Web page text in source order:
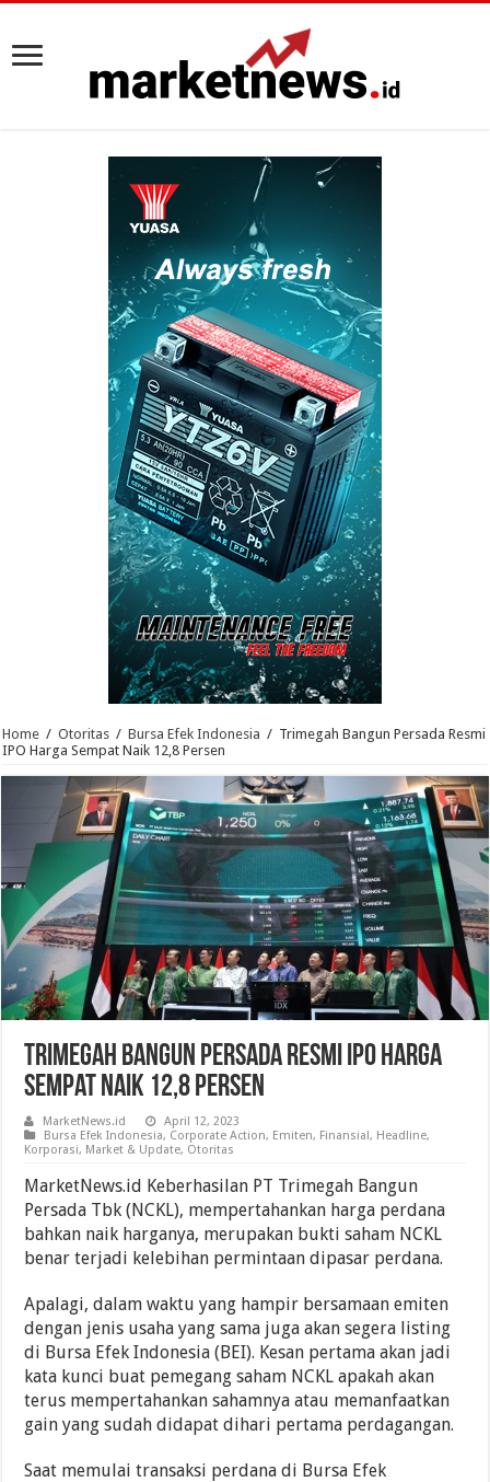
Home / Otoritas / Bursa Efek Indonesia / Trimegah Bangun Persada Resmi
IPO Harga Sempat Naik 12,8 Persen
Trimegah Bangun Persada Resmi IPO Harga
Sempat Naik 12,8 Persen
MarketNews.id
April 12, 2023
Bursa Efek Indonesia, Corporate Action, Emiten, Finansial, Headline,
Korporasi, Market & Update, Otoritas
MarketNews.id Keberhasilan PT Trimegah Bangun
Persada Tbk (NCKL), mempertahankan harga perdana
bahkan naik harganya, merupakan bukti saham NCKL
benar terjadi kelebihan permintaan dipasar perdana.
Apalagi, dalam waktu yang hampir bersamaan emiten
dengan jenis usaha yang sama juga akan segera listing
di Bursa Efek Indonesia (BEI). Kesan pertama akan jadi
kata kunci buat pemegang saham NCKL apakah akan
terus mempertahankan sahamnya atau memanfaatkan
gain yang sudah didapat dihari pertama perdagangan.
Saat memulai transaksi perdana di Bursa Efek